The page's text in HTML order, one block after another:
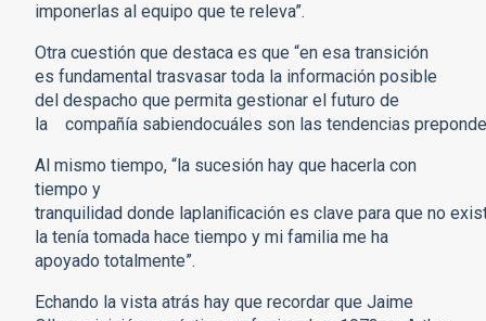
imponerlas al equipo que te releva”.
Otra cuestión que destaca es que “en esa transición
es fundamental trasvasar toda la información posible
del despacho que permita gestionar el futuro de
la compañía sabiendocuáles son las tendencias
Al mismo tiempo, “la sucesión hay que hacerla con
tiempo y
tranquilidad donde laplaniﬁcación es clave para que no
la tenía tomada hace tiempo y mi familia me ha
apoyado totalmente”.
Echando la vista atrás hay que recordar que Jaime